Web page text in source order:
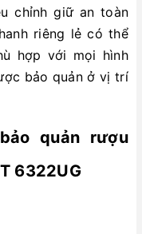
chỉnh giữ an toàn
riêng lẻ có thể
hợp với mọi hình
bảo quản ở vị trí
quản rượu
6322UG